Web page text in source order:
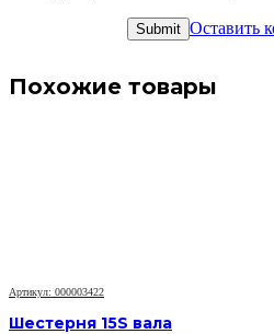
Оставить
Похожие товары
Артикул: 000003422
Шестерня 15S вала